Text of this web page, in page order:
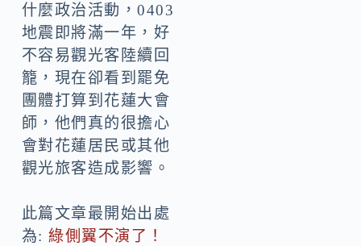
什麼政治活動，0403
地震即將滿一年，好
不容易觀光客陸續回
籠，現在卻看到罷免
團體打算到花蓮大會
師，他們真的很擔心
會對花蓮居民或其他
觀光旅客造成影響。
此篇文章最開始出處
為:綠側翼不演了！